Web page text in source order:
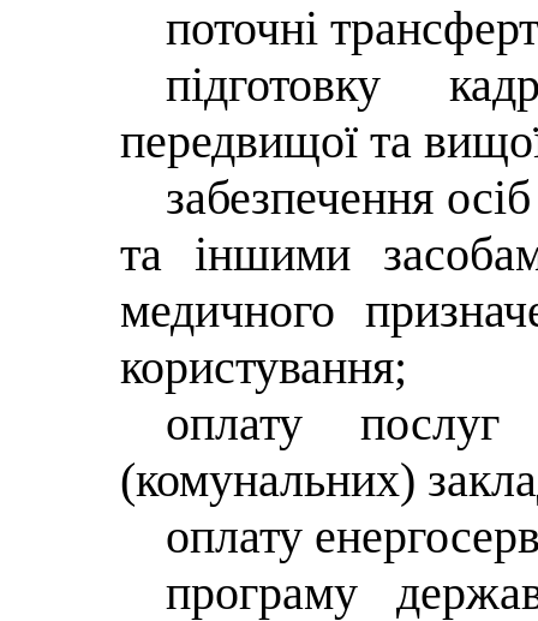
поточні
підготовку
передвищої та
забезпечення
та іншими
медичного
користування;
оплату
(комунальних)
оплату
програму